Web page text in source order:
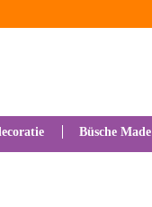
Büsche